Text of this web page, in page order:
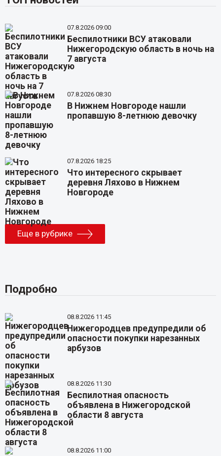
07.8.2026 09:00
Беспилотники ВСУ атаковали
Нижегородскую область в ночь на
7 августа
07.8.2026 08:30
В Нижнем Новгороде нашли
пропавшую 8-летнюю девочку
07.8.2026 18:25
Что интересного скрывает
деревня Ляхово в Нижнем
Новгороде
Еще в рубрике
Подробно
08.8.2026 11:45
Нижегородцев предупредили об
опасности покупки нарезанных
арбузов
08.8.2026 11:30
Беспилотная опасность
объявлена в Нижегородской
области 8 августа
08.8.2026 11:00